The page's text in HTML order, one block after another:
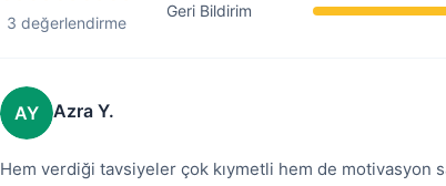
3 değerlendirme
Geri Bildirim
AY Azra Y.
Hem verdiği tavsiyeler çok kıymetli hem de motivasyon